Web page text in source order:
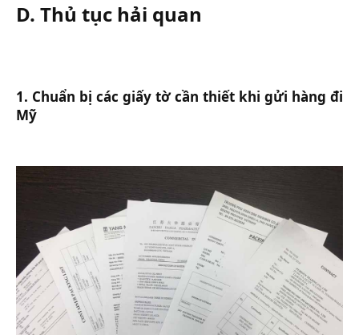
D. Thủ tục hải quan
1. Chuẩn bị các giấy tờ cần thiết khi gửi hàng đi
Mỹ